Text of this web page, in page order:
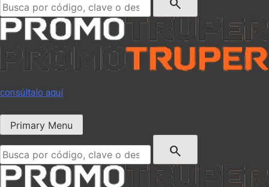
consúltalo aquí
Primary Menu
search